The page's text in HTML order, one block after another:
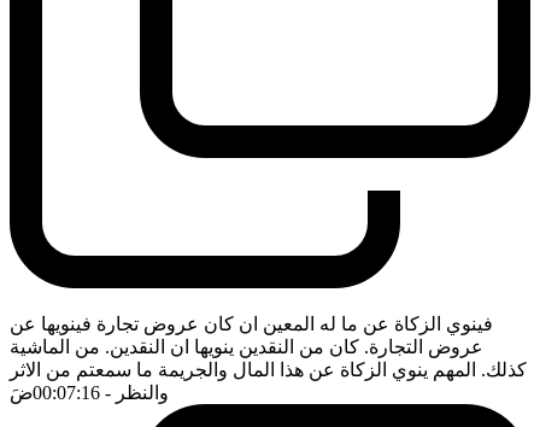
فينوي الزكاة عن ما له المعين ان كان عروض تجارة فينويها عن
عروض التجارة. كان من النقدين ينويها ان النقدين. من الماشية
كذلك. المهم ينوي الزكاة عن هذا المال والجريمة ما سمعتم من الاثر
والنظر - 00:07:16 ضَ